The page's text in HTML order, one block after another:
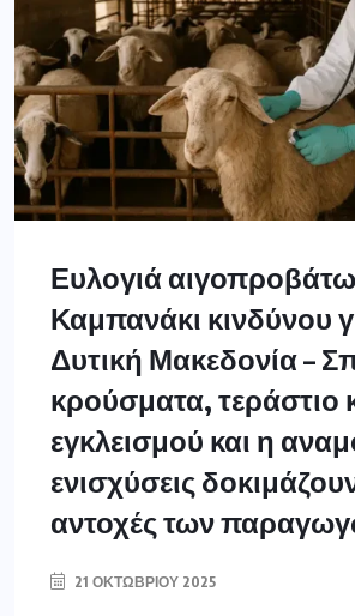
Ευλογιά
Καμπανάκι κινδύνου
Δυτική Μακεδονία –
κρούσματα, τεράστιο
εγκλεισμού και η
ενισχύσεις
αντοχές των
21 ΟΚΤΩΒΡΊΟΥ 2025